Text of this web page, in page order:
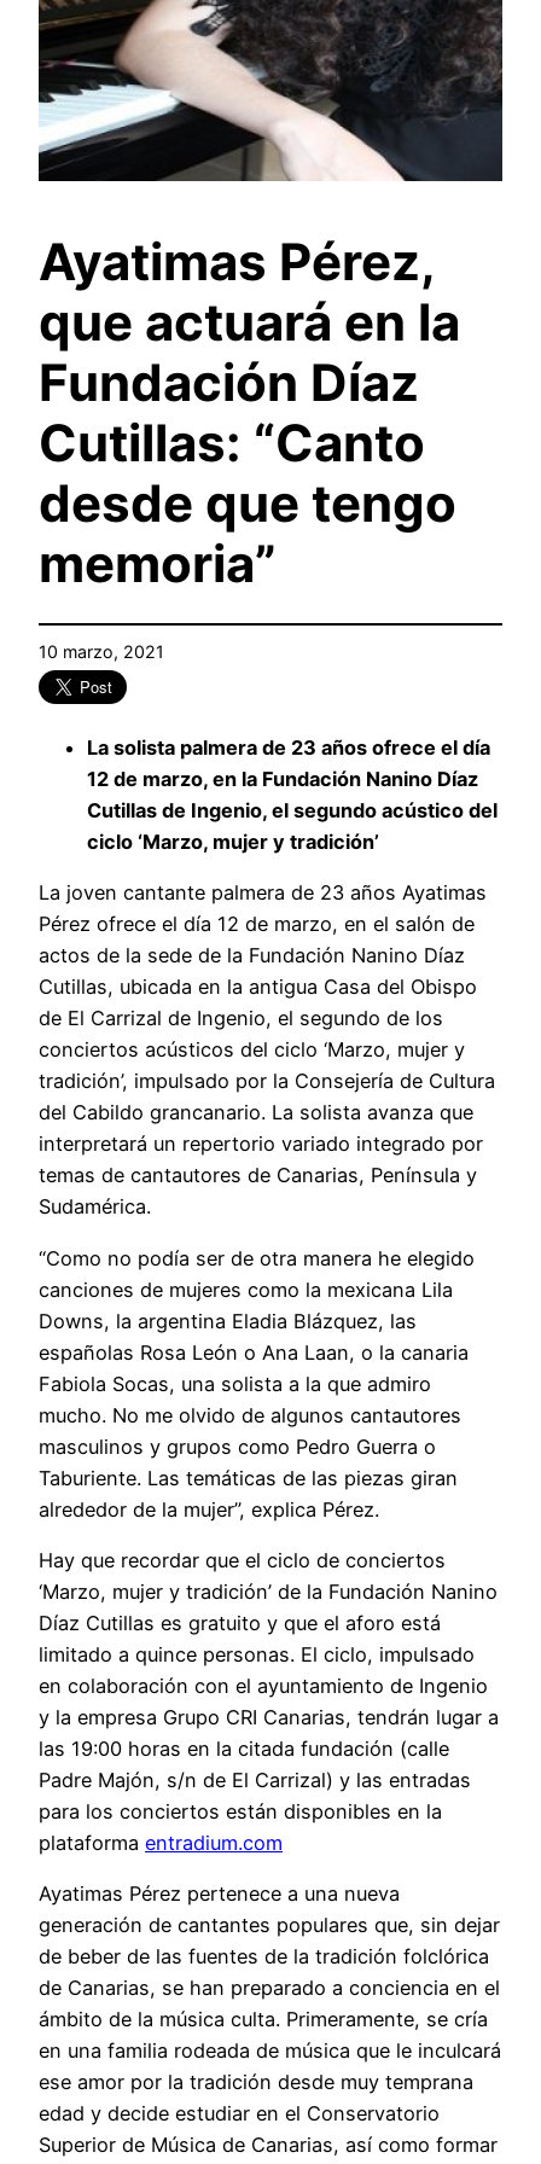
Ayatimas Pérez,
que actuará en la
Fundación Díaz
Cutillas: “Canto
desde que tengo
memoria”
10 marzo, 2021
La solista palmera de 23 años ofrece el día
12 de marzo, en la Fundación Nanino Díaz
Cutillas de Ingenio, el segundo acústico del
ciclo ‘Marzo, mujer y tradición’
La joven cantante palmera de 23 años Ayatimas
Pérez ofrece el día 12 de marzo, en el salón de
actos de la sede de la Fundación Nanino Díaz
Cutillas, ubicada en la antigua Casa del Obispo
de El Carrizal de Ingenio, el segundo de los
conciertos acústicos del ciclo ‘Marzo, mujer y
tradición’, impulsado por la Consejería de Cultura
del Cabildo grancanario. La solista avanza que
interpretará un repertorio variado integrado por
temas de cantautores de Canarias, Península y
Sudamérica.
“Como no podía ser de otra manera he elegido
canciones de mujeres como la mexicana Lila
Downs, la argentina Eladia Blázquez, las
españolas Rosa León o Ana Laan, o la canaria
Fabiola Socas, una solista a la que admiro
mucho. No me olvido de algunos cantautores
masculinos y grupos como Pedro Guerra o
Taburiente. Las temáticas de las piezas giran
alrededor de la mujer”, explica Pérez.
Hay que recordar que el ciclo de conciertos
‘Marzo, mujer y tradición’ de la Fundación Nanino
Díaz Cutillas es gratuito y que el aforo está
limitado a quince personas. El ciclo, impulsado
en colaboración con el ayuntamiento de Ingenio
y la empresa Grupo CRI Canarias, tendrán lugar a
las 19:00 horas en la citada fundación (calle
Padre Majón, s/n de El Carrizal) y las entradas
para los conciertos están disponibles en la
plataforma entradium.com
Ayatimas Pérez pertenece a una nueva
generación de cantantes populares que, sin dejar
de beber de las fuentes de la tradición folclórica
de Canarias, se han preparado a conciencia en el
ámbito de la música culta. Primeramente, se cría
en una familia rodeada de música que le inculcará
ese amor por la tradición desde muy temprana
edad y decide estudiar en el Conservatorio
Superior de Música de Canarias, así como formar